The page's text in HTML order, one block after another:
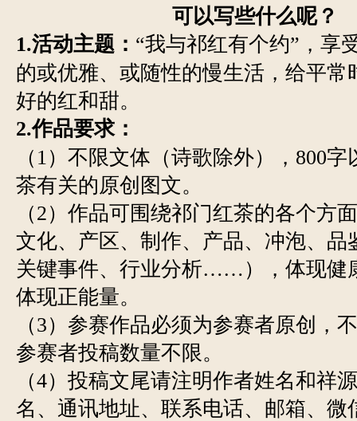
可以写些什么呢？
1.活动主题： “我与祁红有个约”，享
的或优雅、或随性的慢生活，给平常
好的红和甜。
2.作品要求：
（1）不限文体（诗歌除外），800
茶有关的原创图文。
（2）作品可围绕祁门红茶的各个方
文化、产区、制作、产品、冲泡、品
关键事件、行业分析……），体现健
体现正能量。
（3）参赛作品必须为参赛者原创，
参赛者投稿数量不限。
（4）投稿文尾请注明作者姓名和祥
名、通讯地址、联系电话、邮箱、微